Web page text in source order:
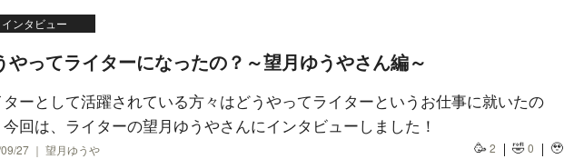
インタビュー
やってライターになったの？～望月ゆうやさん編～
ターとして活躍されている方々はどうやってライターというお仕事に就いたの
回は、ライターの望月ゆうやさんにインタビューしました！
27 ｜ 望月ゆうや 🥳 2 🤣0 🥹